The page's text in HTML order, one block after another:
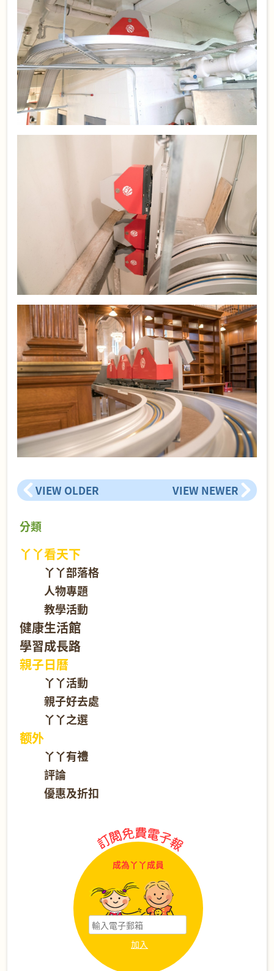
VIEW OLDER VIEW NEWER
分類
丫丫看天下
丫丫部落格
人物專題
教學活動
健康生活館
學習成長路
親子日曆
丫丫活動
親子好去處
丫丫之選
额外
丫丫有禮
評論
優惠及折扣
成為丫丫成員